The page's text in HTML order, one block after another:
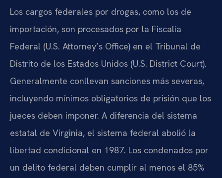
Los cargos federales por drogas, como los de
importación, son procesados por la Fiscalía
Federal (U.S. Attorney’s Office) en el Tribunal de
Distrito de los Estados Unidos (U.S. District Court).
Generalmente conllevan sanciones más severas,
incluyendo mínimos obligatorios de prisión que los
jueces deben imponer. A diferencia del sistema
estatal de Virginia, el sistema federal abolió la
libertad condicional en 1987. Los condenados por
un delito federal deben cumplir al menos el 85%